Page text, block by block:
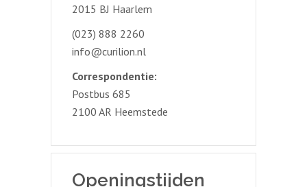
2015 BJ Haarlem
(023) 888 2260
info@curilion.nl
Correspondentie:
Postbus 685
2100 AR Heemstede
Openingstijden